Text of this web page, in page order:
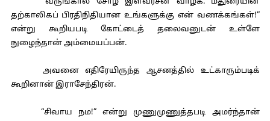
தற்காலிகப் பிரதிநிதியான உங்களுக்கு என் வணக்கங்கள்!”
என்று கூறியபடி கோட்டைத் தலைவனுடன் உள்ளே
நுழைந்தான் அம்மையப்பன்.
அவனை எதிரேயிருந்த ஆசனத்தில் உட்காரும்படிக்
கூறினான் இராசேந்திரன்.
“சிவாய நம!” என்று முணுமுணுத்தபடி அமர்ந்தான்